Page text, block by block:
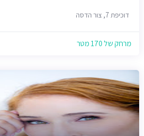
דוכיפת 7, צור הדסה
מרחק של 170 מטר